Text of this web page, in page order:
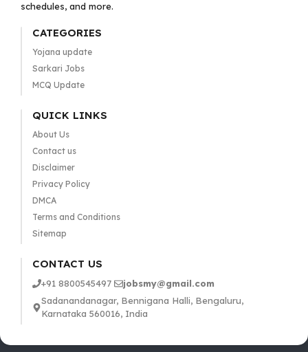
schedules, and more.
CATEGORIES
Yojana update
Sarkari Jobs
MCQ Update
QUICK LINKS
About Us
Contact us
Disclaimer
Privacy Policy
DMCA
Terms and Conditions
Sitemap
CONTACT US
+91 8800545497
jobsmy@gmail.com
Sadanandanagar, Bennigana Halli, Bengaluru,
Karnataka 560016, India